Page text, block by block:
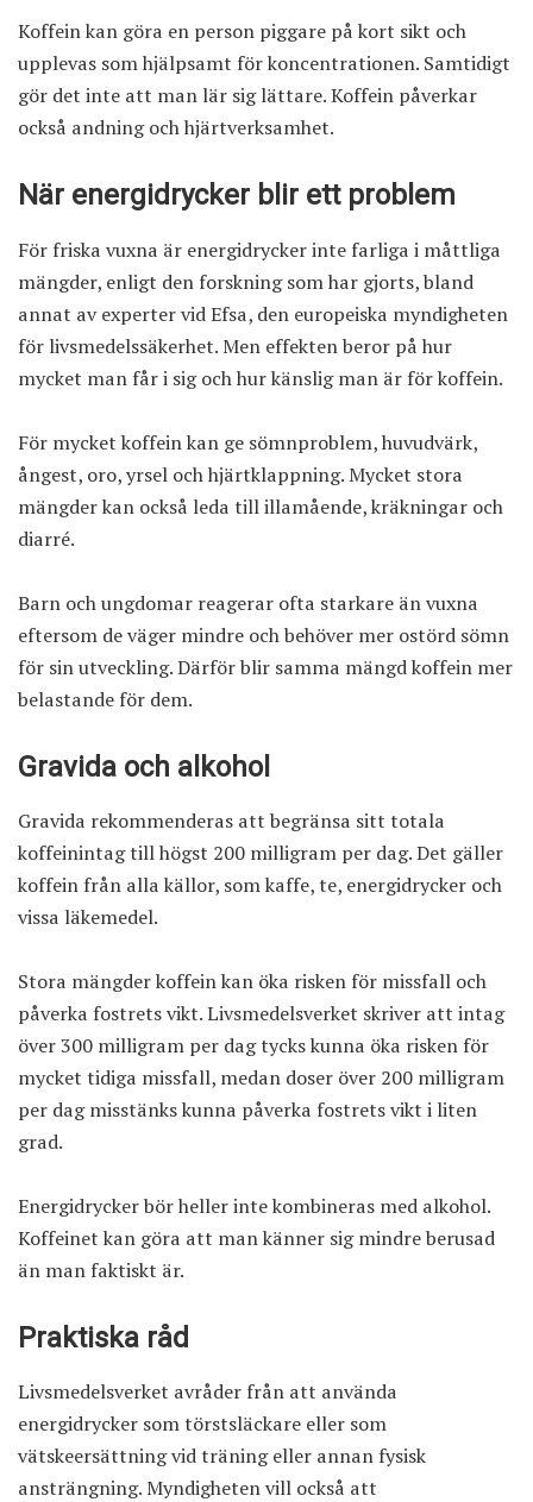
Koffein kan göra en person piggare på kort sikt och
upplevas som hjälpsamt för koncentrationen. Samtidigt
gör det inte att man lär sig lättare. Koffein påverkar
också andning och hjärtverksamhet.
När energidrycker blir ett problem
För friska vuxna är energidrycker inte farliga i måttliga
mängder, enligt den forskning som har gjorts, bland
annat av experter vid Efsa, den europeiska myndigheten
för livsmedelssäkerhet. Men effekten beror på hur
mycket man får i sig och hur känslig man är för koffein.
För mycket koffein kan ge sömnproblem, huvudvärk,
ångest, oro, yrsel och hjärtklappning. Mycket stora
mängder kan också leda till illamående, kräkningar och
diarré.
Barn och ungdomar reagerar ofta starkare än vuxna
eftersom de väger mindre och behöver mer ostörd sömn
för sin utveckling. Därför blir samma mängd koffein mer
belastande för dem.
Gravida och alkohol
Gravida rekommenderas att begränsa sitt totala
koffeinintag till högst 200 milligram per dag. Det gäller
koffein från alla källor, som kaffe, te, energidrycker och
vissa läkemedel.
Stora mängder koffein kan öka risken för missfall och
påverka fostrets vikt. Livsmedelsverket skriver att intag
över 300 milligram per dag tycks kunna öka risken för
mycket tidiga missfall, medan doser över 200 milligram
per dag misstänks kunna påverka fostrets vikt i liten
grad.
Energidrycker bör heller inte kombineras med alkohol.
Koffeinet kan göra att man känner sig mindre berusad
än man faktiskt är.
Praktiska råd
Livsmedelsverket avråder från att använda
energidrycker som törstsläckare eller som
vätskeersättning vid träning eller annan fysisk
ansträngning. Myndigheten vill också att